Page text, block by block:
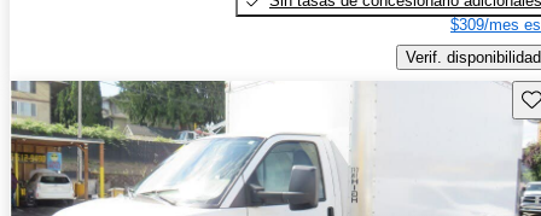
$309/mes
Verif. disponibilidad